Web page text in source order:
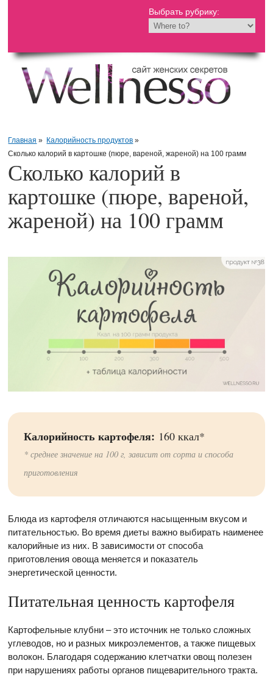
Выбрать рубрику:
Главная » Калорийность продуктов »
Сколько калорий в картошке (пюре, вареной, жареной) на 100 грамм
Сколько калорий в
картошке (пюре, вареной,
жареной) на 100 грамм
Калорийность картофеля: 160 ккал*
* среднее значение на 100 г, зависит от сорта и способа
приготовления
Блюда из картофеля отличаются насыщенным вкусом и
питательностью. Во время диеты важно выбирать наименее
калорийные из них. В зависимости от способа
приготовления овоща меняется и показатель
энергетической ценности.
Питательная ценность картофеля
Картофельные клубни – это источник не только сложных
углеводов, но и разных микроэлементов, а также пищевых
волокон. Благодаря содержанию клетчатки овощ полезен
при нарушениях работы органов пищеварительного тракта.